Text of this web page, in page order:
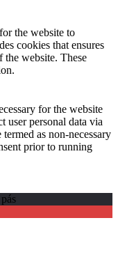
the website to
cookies that ensures
the website. These
for the website
user personal data via
as non-necessary
prior to running